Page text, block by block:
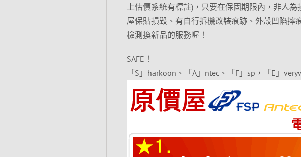
上估價系統有標註)，只要在保固期限內，非人
屋保貼損毀、有自行拆機改裝痕跡、外殼凹陷
檢測換新品的服務喔！
SAFE！
「S」harkoon、「A」ntec、「F」sp，「E」